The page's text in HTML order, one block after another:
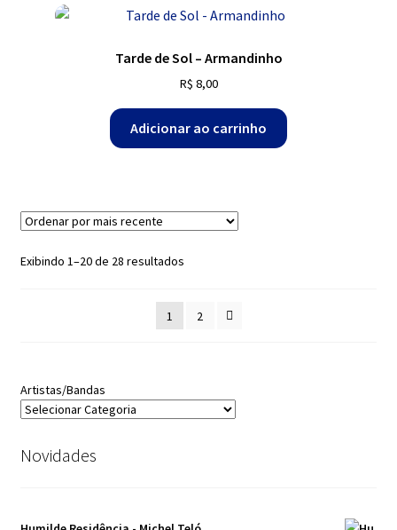
Tarde de Sol – Armandinho
R$ 8,00
Adicionar ao carrinho
Exibindo 1–20 de 28 resultadosClassificado
mais
recente
1 2
Artistas/Bandas
Novidades